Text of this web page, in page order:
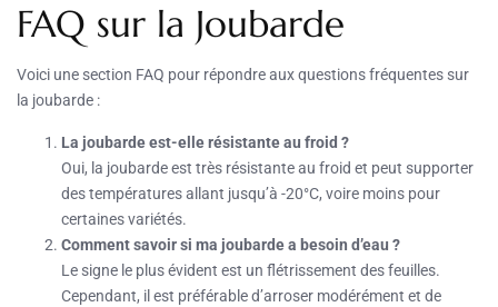
FAQ sur la Joubarde
Voici une section FAQ pour répondre aux questions fréquentes sur
la joubarde :
La joubarde est-elle résistante au froid ?
Oui, la joubarde est très résistante au froid et peut supporter
des températures allant jusqu’à -20°C, voire moins pour
certaines variétés.
Comment savoir si ma joubarde a besoin d’eau ?
Le signe le plus évident est un flétrissement des feuilles.
Cependant, il est préférable d’arroser modérément et de